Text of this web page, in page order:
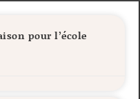
pour l’école